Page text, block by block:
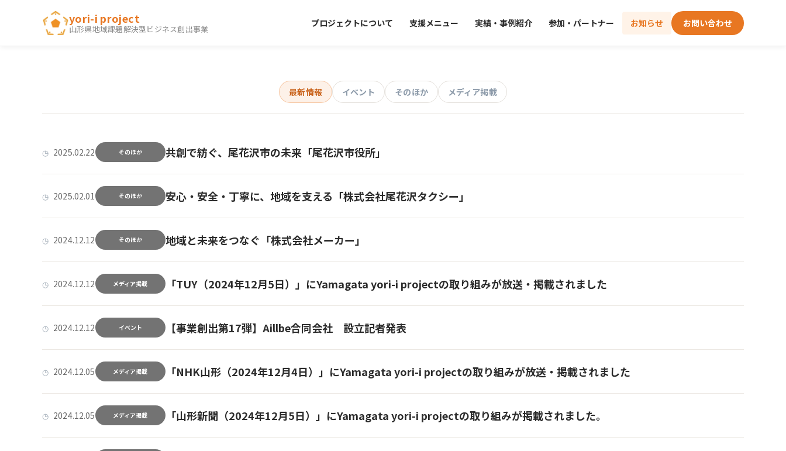
yori-i project
山形県地域課題解決型ビジネス創出事業
プロジェクトについて 支援メニュー 実績・事例紹介 参加・パートナー お知らせ お問い合わせ
最新情報 イベント そのほか メディア掲載
2025.02.22 そのほか 共創で紡ぐ、尾花沢市の未来「尾花沢市役所」
2025.02.01 そのほか 安心・安全・丁寧に、地域を支える「株式会社尾花沢タクシー」
2024.12.12 そのほか 地域と未来をつなぐ「株式会社メーカー」
2024.12.12 メディア掲載 「TUY（2024年12月5日）」にYamagata yori-i projectの取り組みが放送・掲載されました
2024.12.12 イベント 【事業創出第17弾】Aillbe合同会社 設立記者発表
2024.12.05 メディア掲載 「NHK山形（2024年12月4日）」にYamagata yori-i projectの取り組みが放送・掲載されました
2024.12.05 メディア掲載 「山形新聞（2024年12月5日）」にYamagata yori-i projectの取り組みが掲載されました。